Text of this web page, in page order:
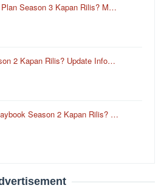
Plan Season 3 Kapan Rilis? M…
2 Kapan Rilis? Update Info…
Season 2 Kapan Rilis? …